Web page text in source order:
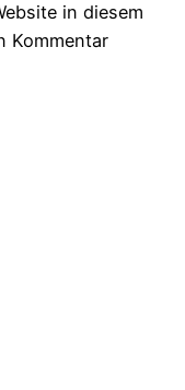
in diesem
Kommentar